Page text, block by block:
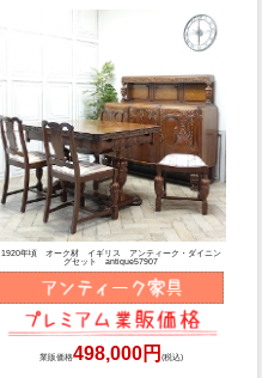
1920年頃 オーク材 イギリス アンティーク・ダイニン
グセット antique57907
業販価格498,000円 (税込)